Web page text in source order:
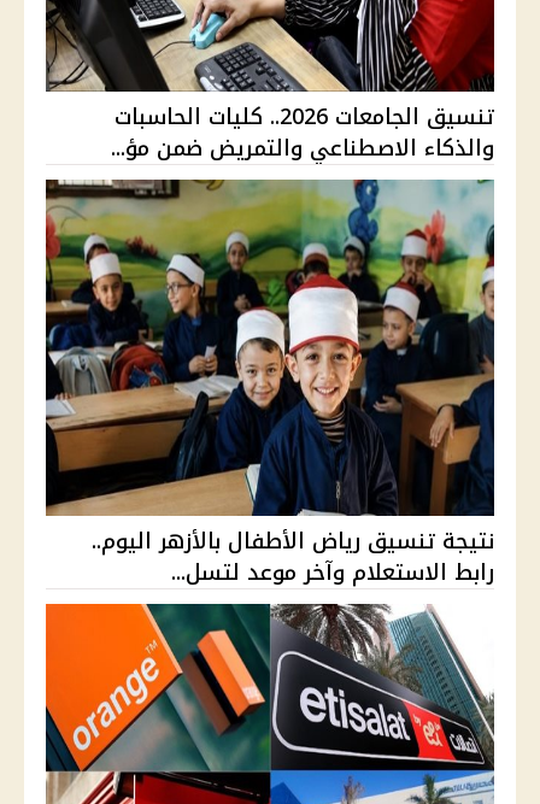
تنسيق الجامعات 2026.. كليات الحاسبات
والذكاء الاصطناعي والتمريض ضمن مؤ...
نتيجة تنسيق رياض الأطفال بالأزهر اليوم..
رابط الاستعلام وآخر موعد لتسل...